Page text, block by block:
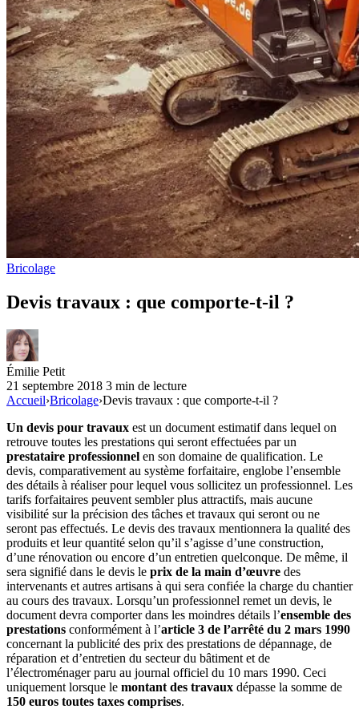
Bricolage
Devis travaux : que comporte-t-il ?
Émilie Petit
21 septembre 2018 3 min de lecture
Accueil›Bricolage›Devis travaux : que comporte-t-il ?
Un devis pour travaux est un document estimatif dans lequel on
retrouve toutes les prestations qui seront effectuées par un
prestataire professionnel en son domaine de qualification. Le
devis, comparativement au système forfaitaire, englobe l’ensemble
des détails à réaliser pour lequel vous sollicitez un professionnel. Les
tarifs forfaitaires peuvent sembler plus attractifs, mais aucune
visibilité sur la précision des tâches et travaux qui seront ou ne
seront pas effectués. Le devis des travaux mentionnera la qualité des
produits et leur quantité selon qu’il s’agisse d’une construction,
d’une rénovation ou encore d’un entretien quelconque. De même, il
sera signifié dans le devis le prix de la main d’œuvre des
intervenants et autres artisans à qui sera confiée la charge du chantier
au cours des travaux. Lorsqu’un professionnel remet un devis, le
document devra comporter dans les moindres détails l’ensemble des
prestations conformément à l’article 3 de l’arrêté du 2 mars 1990
concernant la publicité des prix des prestations de dépannage, de
réparation et d’entretien du secteur du bâtiment et de
l’électroménager paru au journal officiel du 10 mars 1990. Ceci
uniquement lorsque le montant des travaux dépasse la somme de
150 euros toutes taxes comprises.